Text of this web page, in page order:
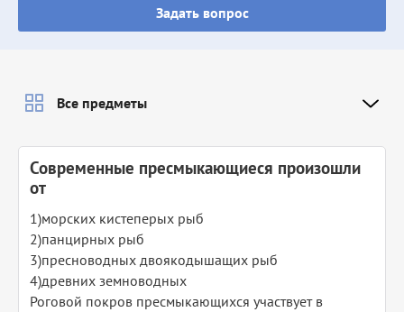
Задать вопрос
Современные пресмыкающиеся произошли
от
1)морских кистеперых рыб
2)панцирных рыб
3)пресноводных двоякодышащих рыб
4)древних земноводных
Роговой покров пресмыкающихся участвует в
Все предметы